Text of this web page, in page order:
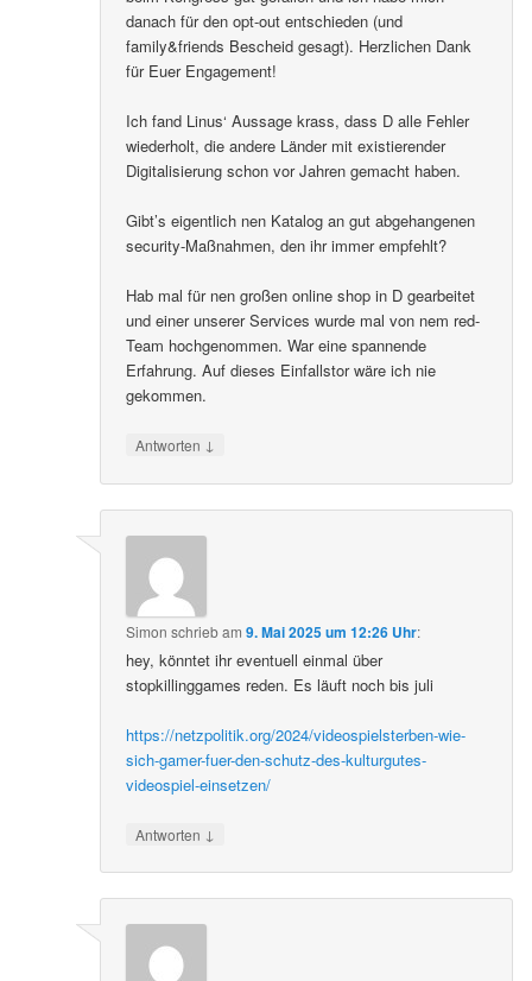
danach für den opt-out entschieden (und
family&friends Bescheid gesagt). Herzlichen Dank
für Euer Engagement!
Ich fand Linus‘ Aussage krass, dass D alle Fehler
wiederholt, die andere Länder mit existierender
Digitalisierung schon vor Jahren gemacht haben.
Gibt’s eigentlich nen Katalog an gut abgehangenen
security-Maßnahmen, den ihr immer empfehlt?
Hab mal für nen großen online shop in D gearbeitet
und einer unserer Services wurde mal von nem red-
Team hochgenommen. War eine spannende
Erfahrung. Auf dieses Einfallstor wäre ich nie
gekommen.
Antworten ↓
Simon schriebam9. Mai 2025 um 12:26 Uhr:
hey, könntet ihr eventuell einmal über
stopkillinggames reden. Es läuft noch bis juli
https://netzpolitik.org/2024/videospielsterben-wie-
sich-gamer-fuer-den-schutz-des-kulturgutes-
videospiel-einsetzen/
Antworten ↓